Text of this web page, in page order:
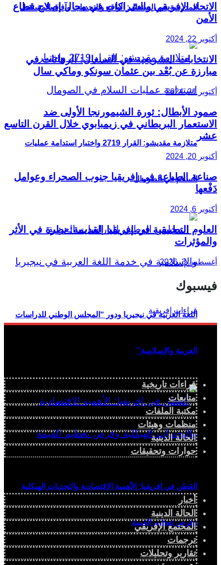
المدرسة في السنغال: الواقع والتحديات وآفاق المستقبل
متلازمة مقديشو: القرار 2719 واختبار استدامة عمليات
السلام في الصومال
اللغة العربية في نيجيريا ودور “المجلس الوطني للدراسات
العربية والإسلامية”
القطن في إفريقيا: الأهمية الاقتصادية والتحديات الهيكلية
وفرص تعظيم القيمة
الاتحاد الإفريقي والشراكات في مجال إصلاح قطاع
الأمن
أكتوبر 22, 2024
الانتخابات التشريعية في السنغال: الرهانات في
مبارزة عن بُعْد بين عثمان سونكو وماكي سال
أكتوبر 21, 2024
صمود الأبطال: ثورة الشيمورنجا الأولى ضد
الاستعمار البريطاني في زيمبابوي خلال القرن التاسع
عشر
أكتوبر 20, 2024
صناعة الطباعة في إفريقيا جنوب الصحراء وعوامل
دَفْعها
أكتوبر 6, 2024
العلوم التطبيقية في إفريقيا القديمة: نظرة في الأثر
والمؤثرات
أغسطس 3, 2026
فيسبوك
قراءات تاريخية
متابعات
مكتبة الملفات
منظمات وهيئات
الحالة الدينية
حوارات وتحقيقات
أخبار
الحالة الدينية
المجتمع الإفريقي
ترجمات
تقارير وتحليلات